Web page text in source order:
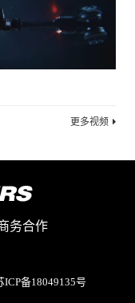
更多视频
务合作
ICP备18049135号